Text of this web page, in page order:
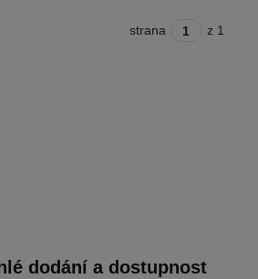
strana z 1
dodání a dostupnost